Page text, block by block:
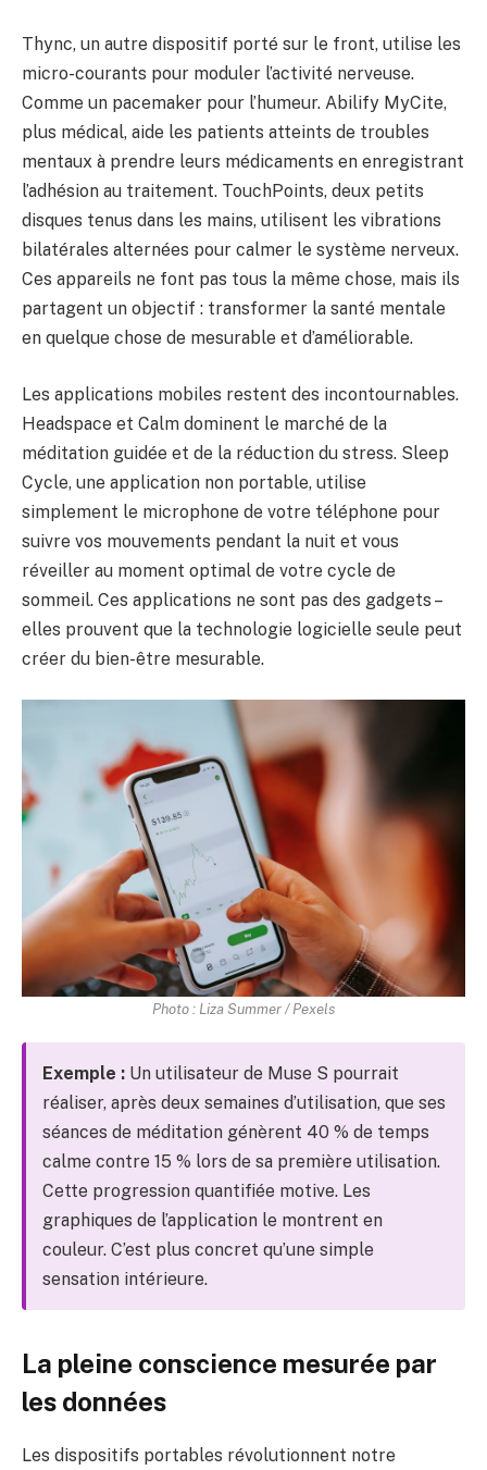
Thync, un autre dispositif porté sur le front, utilise les
micro-courants pour moduler l’activité nerveuse.
Comme un pacemaker pour l’humeur. Abilify MyCite,
plus médical, aide les patients atteints de troubles
mentaux à prendre leurs médicaments en enregistrant
l’adhésion au traitement. TouchPoints, deux petits
disques tenus dans les mains, utilisent les vibrations
bilatérales alternées pour calmer le système nerveux.
Ces appareils ne font pas tous la même chose, mais ils
partagent un objectif : transformer la santé mentale
en quelque chose de mesurable et d’améliorable.
Les applications mobiles restent des incontournables.
Headspace et Calm dominent le marché de la
méditation guidée et de la réduction du stress. Sleep
Cycle, une application non portable, utilise
simplement le microphone de votre téléphone pour
suivre vos mouvements pendant la nuit et vous
réveiller au moment optimal de votre cycle de
sommeil. Ces applications ne sont pas des gadgets –
elles prouvent que la technologie logicielle seule peut
créer du bien-être mesurable.
Photo : Liza Summer / Pexels
Exemple : Un utilisateur de Muse S pourrait
réaliser, après deux semaines d’utilisation, que ses
séances de méditation génèrent 40 % de temps
calme contre 15 % lors de sa première utilisation.
Cette progression quantifiée motive. Les
graphiques de l’application le montrent en
couleur. C’est plus concret qu’une simple
sensation intérieure.
La pleine conscience mesurée par
les données
Les dispositifs portables révolutionnent notre